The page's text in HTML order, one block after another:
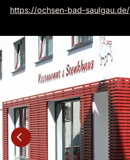
https://ochsen-bad-saulgau.de/